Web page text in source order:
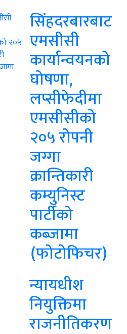
सिंहदरबारबाट
एमसीसी
कार्यान्वयनको
घोषणा,
लप्सीफेदीमा
एमसीसीको
२०५ रोपनी
जग्गा
क्रान्तिकारी
कम्युनिस्ट
पार्टीको
कब्जामा
(फोटोफिचर)
न्यायधीश
नियुक्तिमा
राजनीतिकरण